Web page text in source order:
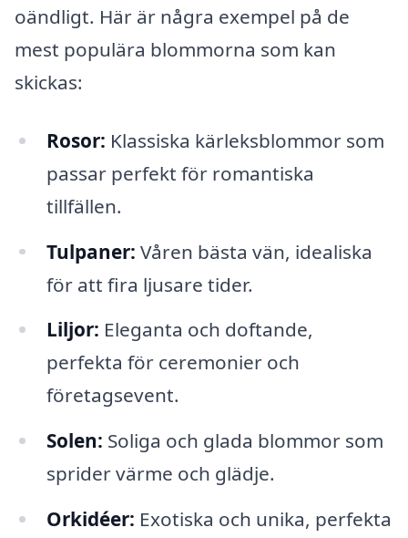
oändligt. Här är några exempel på de
mest populära blommorna som kan
skickas:
Rosor: Klassiska kärleksblommor som
passar perfekt för romantiska
tillfällen.
Tulpaner: Våren bästa vän, idealiska
för att fira ljusare tider.
Liljor: Eleganta och doftande,
perfekta för ceremonier och
företagsevent.
Solen: Soliga och glada blommor som
sprider värme och glädje.
Orkidéer: Exotiska och unika, perfekta